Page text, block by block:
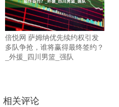
倍悦网 萨姆纳优先续约权引发
多队争抢，谁将赢得最终签约？
_外援_四川男篮_强队
相关评论